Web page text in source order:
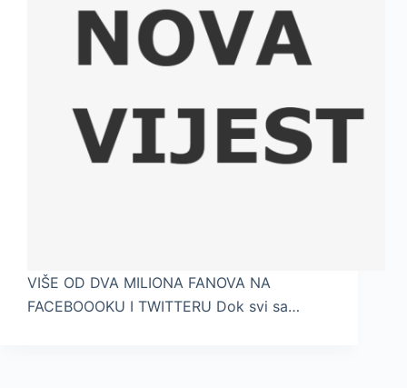
VIŠE OD DVA MILIONA FANOVA NA
FACEBOOOKU I TWITTERU Dok svi sa…